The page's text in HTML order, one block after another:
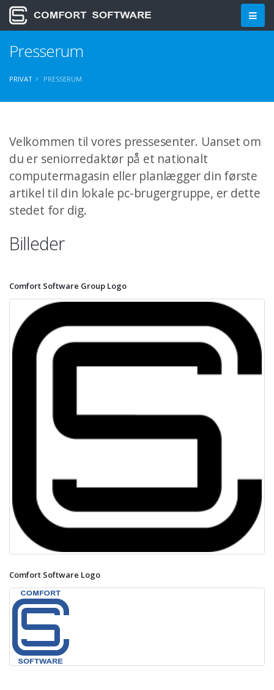
Presserum
PRIVAT PRESSERUM
Velkommen til vores pressesenter. Uanset om
du er seniorredaktør på et nationalt
computermagasin eller planlægger din første
artikel til din lokale pc-brugergruppe, er dette
stedet for dig.
Billeder
Comfort Software Group Logo
Comfort Software Logo